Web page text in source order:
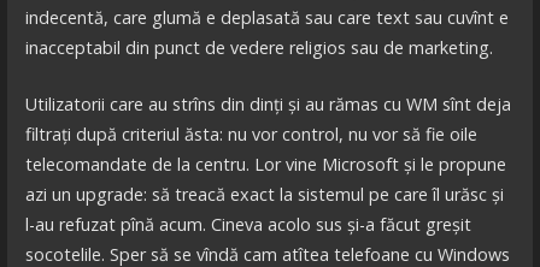
indecentă, care glumă e deplasată sau care text sau cuvînt e
inacceptabil din punct de vedere religios sau de marketing.
Utilizatorii care au strîns din dinți și au rămas cu WM sînt deja
filtrați după criteriul ăsta: nu vor control, nu vor să fie oile
telecomandate de la centru. Lor vine Microsoft și le propune
azi un upgrade: să treacă exact la sistemul pe care îl urăsc și
l-au refuzat pînă acum. Cineva acolo sus și-a făcut greșit
socotelile. Sper să se vîndă cam atîtea telefoane cu Windows